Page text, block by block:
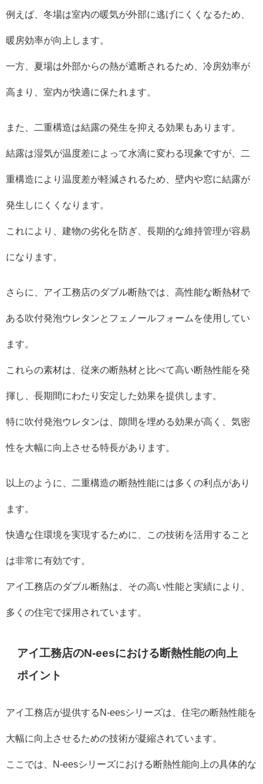
例えば、冬場は室内の暖気が外部に逃げにくくなるため、
暖房効率が向上します。
一方、夏場は外部からの熱が遮断されるため、冷房効率が
高まり、室内が快適に保たれます。
また、二重構造は結露の発生を抑える効果もあります。
結露は湿気が温度差によって水滴に変わる現象ですが、二
重構造により温度差が軽減されるため、壁内や窓に結露が
発生しにくくなります。
これにより、建物の劣化を防ぎ、長期的な維持管理が容易
になります。
さらに、アイ工務店のダブル断熱では、高性能な断熱材で
ある吹付発泡ウレタンとフェノールフォームを使用してい
ます。
これらの素材は、従来の断熱材と比べて高い断熱性能を発
揮し、長期間にわたり安定した効果を提供します。
特に吹付発泡ウレタンは、隙間を埋める効果が高く、気密
性を大幅に向上させる特長があります。
以上のように、二重構造の断熱性能には多くの利点があり
ます。
快適な住環境を実現するために、この技術を活用すること
は非常に有効です。
アイ工務店のダブル断熱は、その高い性能と実績により、
多くの住宅で採用されています。
アイ工務店のN-eesにおける断熱性能の向上
ポイント
アイ工務店が提供するN-eesシリーズは、住宅の断熱性能を
大幅に向上させるための技術が凝縮されています。
ここでは、N-eesシリーズにおける断熱性能向上の具体的な